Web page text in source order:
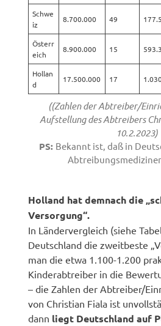
Schwe
iz
8.700.000 49
Österr
eich
8.900.000 15
Hollan
d
17.500.000 17
((Zahlen der Abtreiber/
Aufstellung des Abtreibers
10.2.2023)
PS: Bekannt ist, daß in
Holland hat demnach die
Versorgung“.
In Ländervergleich (siehe
Deutschland die zweitbeste
man die etwa 1.100-1.200
Kinderabtreiber in die
– die Zahlen der Abtreiber/
von Christian Fiala ist
dann liegt Deutschland auf